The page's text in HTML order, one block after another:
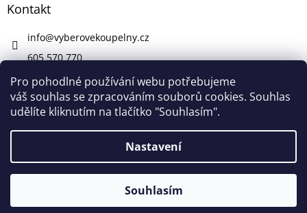
Pro pohodlné používání webu potřebujeme
váš souhlas se zpracováním souborů cookies. Souhlas
udělíte kliknutím na tlačítko "Souhlasím".
Nastavení
Souhlasím
V pátek 7. 8. máme firemní dovolenou. V případě potřeby nám
napište na info@vyberovekoupelny.cz. Všechny požadavky
Kontakt
info@vyberovekoupelny.cz
605 570 770
https://www.facebook.com/vyberovekoupelny/
Copyright 2026Výběrové Koupelny. Všechna práva
vyhrazena.